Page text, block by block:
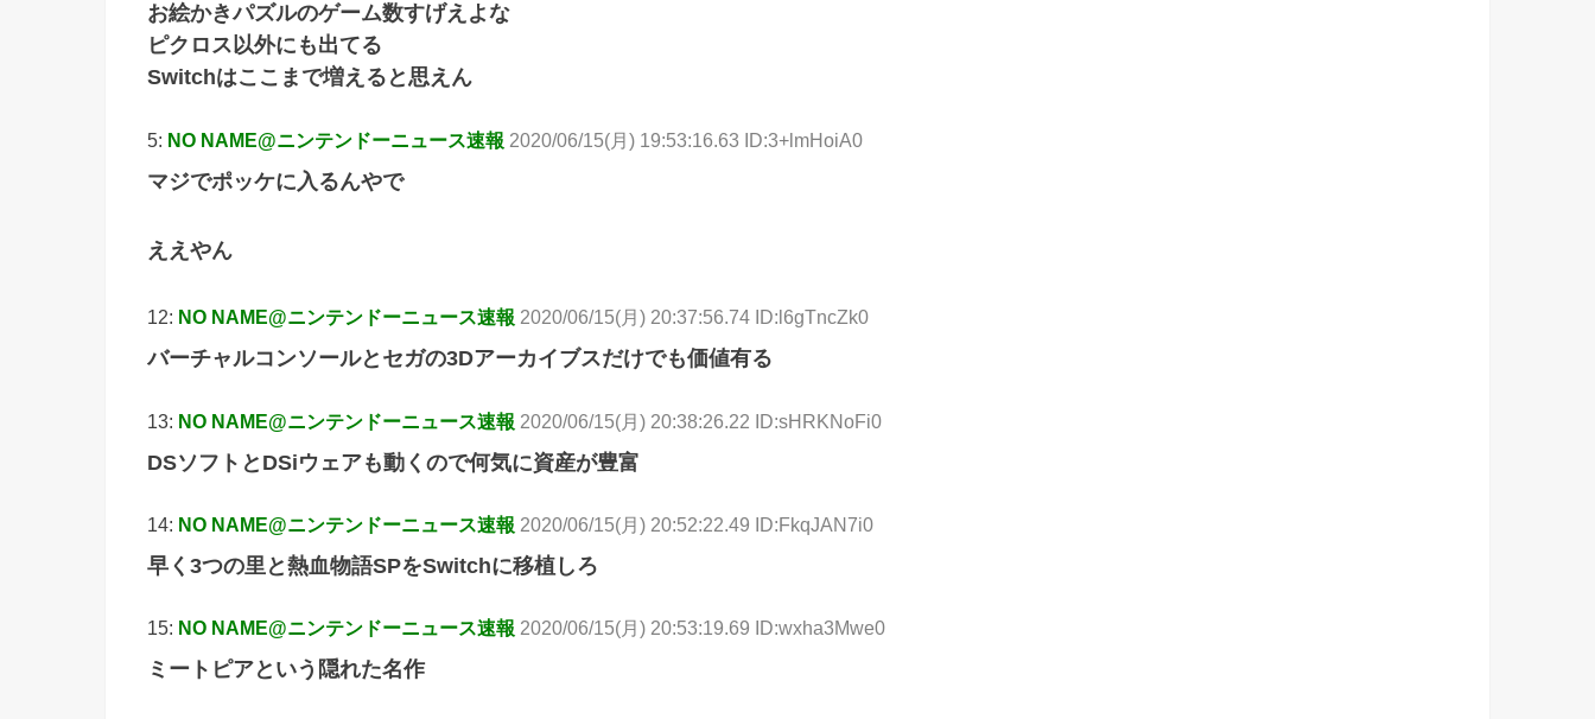
お絵かきパズルのゲーム数すげえよな
ピクロス以外にも出てる
Switchはここまで増えると思えん
5: NO NAME@ニンテンドーニュース速報 2020/06/15(月) 19:53:16.63 ID:3+lmHoiA0
マジでポッケに入るんやで
ええやん
12: NO NAME@ニンテンドーニュース速報 2020/06/15(月) 20:37:56.74 ID:l6gTncZk0
バーチャルコンソールとセガの3Dアーカイブスだけでも価値有る
13: NO NAME@ニンテンドーニュース速報 2020/06/15(月) 20:38:26.22 ID:sHRKNoFi0
DSソフトとDSiウェアも動くので何気に資産が豊富
14: NO NAME@ニンテンドーニュース速報 2020/06/15(月) 20:52:22.49 ID:FkqJAN7i0
早く3つの里と熱血物語SPをSwitchに移植しろ
15: NO NAME@ニンテンドーニュース速報 2020/06/15(月) 20:53:19.69 ID:wxha3Mwe0
ミートピアという隠れた名作